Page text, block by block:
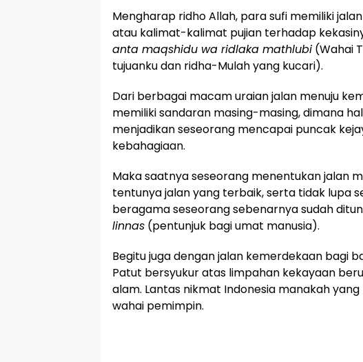
Mengharap ridho Allah, para sufi memiliki
atau kalimat-kalimat pujian terhadap
anta maqshidu wa ridlaka mathlubi (Wahai
tujuanku dan ridha-Mulah yang kucari).
Dari berbagai macam uraian jalan menuju
memiliki sandaran masing-masing, dimana
menjadikan seseorang mencapai puncak
kebahagiaan.
Maka saatnya seseorang menentukan jalan
tentunya jalan yang terbaik, serta tidak lupa
beragama seseorang sebenarnya sudah
linnas (pentunjuk bagi umat manusia).
Begitu juga dengan jalan kemerdekaan bagi
Patut bersyukur atas limpahan kekayaan
alam. Lantas nikmat Indonesia manakah
wahai pemimpin.